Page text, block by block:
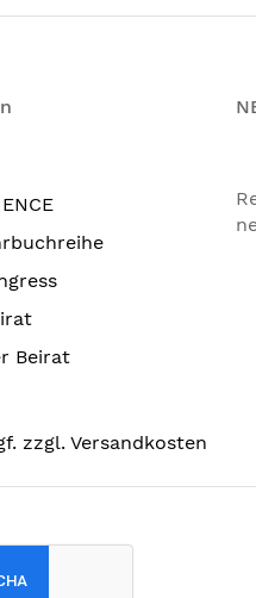
Beirat
zzgl. Versandkosten